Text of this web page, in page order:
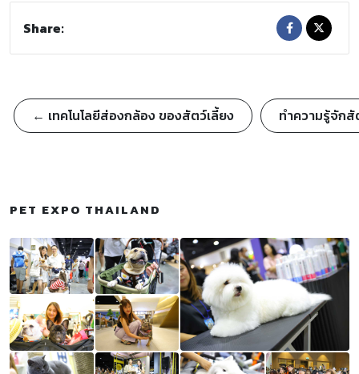
Share:
← เทคโนโลยีส่องกล้อง ของสัตว์เลี้ยง ทำความรู้จัก
PET EXPO THAILAND